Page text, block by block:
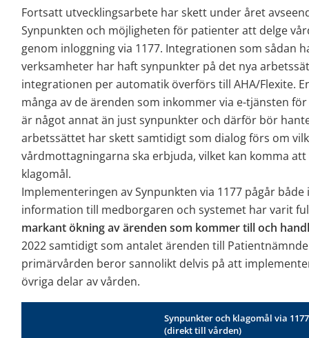
Fortsatt utvecklingsarbete har skett under året
Synpunkten och möjligheten för patienter att delge
genom inloggning via 1177. Integrationen som sådan
verksamheter har haft synpunkter på det nya
integrationen per automatik överförs till AHA/Flexite.
många av de ärenden som inkommer via e-tjänsten
är något annat än just synpunkter och därför bör
arbetssättet har skett samtidigt som dialog förs om
vårdmottagningarna ska erbjuda, vilket kan komma
klagomål.
Implementeringen av Synpunkten via 1177 pågår
information till medborgaren och systemet har varit
markant ökning av ärenden som kommer till och
2022 samtidigt som antalet ärenden till
primärvården beror sannolikt delvis på att
övriga delar av vården.
Synpunkter och klagomål via 1177
(direkt till vården)